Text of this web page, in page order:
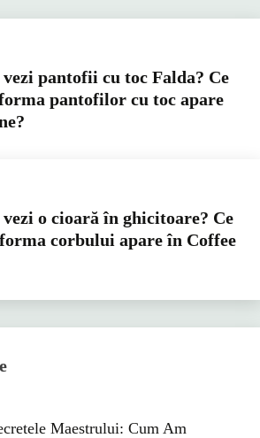
vezi pantofii cu toc Falda? Ce
pantofilor cu toc apare
vezi o cioară în ghicitoare? Ce
corbului apare în Coffee
Maestrului: Cum Am